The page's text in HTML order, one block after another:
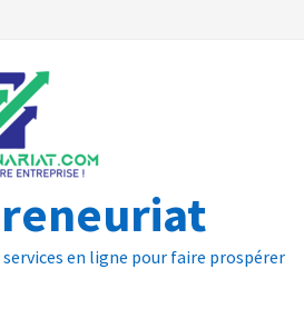
en ligne pour faire prospérer